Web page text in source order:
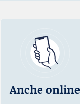
Anche online